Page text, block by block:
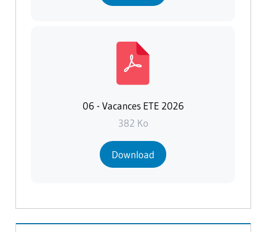
06 - Vacances ETE 2026
382 Ko
Download